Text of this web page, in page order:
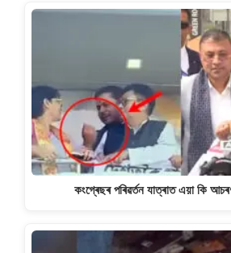
কংগ্ৰেছৰ পৰিৱৰ্তন যাত্ৰাত এয়া কি